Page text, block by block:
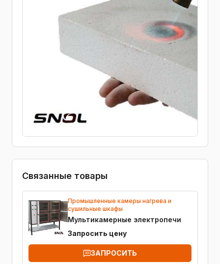
Связанные товары
Промышленные камеры нагрева и
сушильные шкафы
Мультикамерные электропечи
Запросить цену
ЗАПРОСИТЬ